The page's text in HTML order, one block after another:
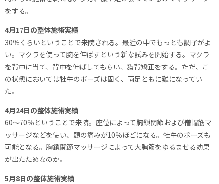
をする。
4月17日の整体施術実績
30％くらいということで来院される。最近の中でもっとも調子がよ
い。マクラを使って腕を伸ばすという新な試みを開始する。マクラ
を背中に当て、背中を伸ばしてもらい、猫背矯正をする。ただ、こ
の状態においては牡牛のポーズは固く、両足ともに難になってい
た。
4月24日の整体施術実績
60～70％ということで来院。座位によって胸鎖関節および僧帽筋マ
ッサージなどを使い、頭の痛みが10％ほどになる。牡牛のポーズも
可能となる。胸鎖関節マッサージによって大胸筋をゆるませる効果
が出たためなのか。
5月8日の整体施術実績